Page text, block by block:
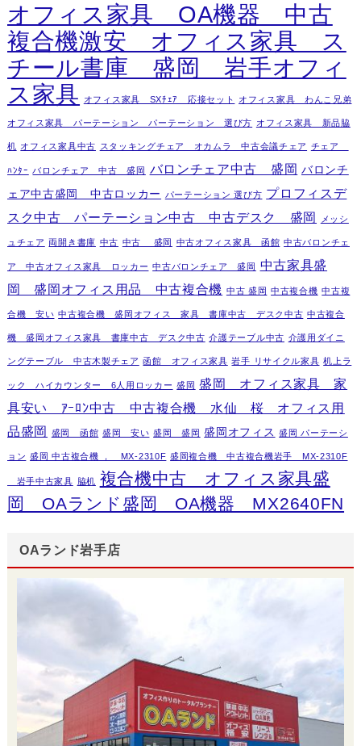
オフィス家具 OA機器 中古
複合機激安 オフィス家具 ス
チール書庫 盛岡 岩手オフィ
ス家具
オフィス家具 SXﾁｪｱ 応接セット オフィス家具 わんこ兄弟
オフィス家具 パーテーション パーテーション 選び方 オフィス家具 新品脇
机 オフィス家具中古 スタッキングチェア オカムラ 中古会議チェア チェア
ﾊﾝﾀｰ バロンチェア 中古 盛岡 バロンチェア中古 盛岡 バロンチ
ェア中古盛岡 中古ロッカー
パーテーション 選び方 プロフィスデ
スク中古 パーテーション中古 中古デスク 盛岡
メッシ
ュチェア 両開き書庫 中古 中古 盛岡 中古オフィス家具 函館 中古バロンチェ
ア 中古オフィス家具 ロッカー 中古バロンチェア 盛岡 中古家具盛
岡 盛岡オフィス用品 中古複合機 中古 盛岡 中古複合機 中古複
合機 安い 中古複合機 盛岡オフィス 家具 書庫中古 デスク中古 中古複合
機 盛岡オフィス家具 書庫中古 デスク中古 介護テーブル中古 介護用ダイニ
ングテーブル 中古木製チェア 函館 オフィス家具 岩手 リサイクル家具 机上ラ
ック ハイカウンター 6人用ロッカー 盛岡 盛岡 オフィス家具 家
具安い ｱｰﾛﾝ中古 中古複合機 水仙 桜 オフィス用
品盛岡 盛岡 函館 盛岡 安い 盛岡 盛岡 盛岡オフィス 盛岡 パーテーシ
ョン 盛岡 中古複合機 ， MX-2310F 盛岡複合機 中古複合機岩手 MX-2310F
岩手中古家具 脇机 複合機中古 オフィス家具盛
岡 OAランド盛岡 OA機器 MX2640FN
OAランド岩手店